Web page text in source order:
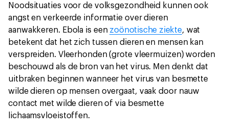
Noodsituaties voor de volksgezondheid kunnen ook
angst en verkeerde informatie over dieren
aanwakkeren. Ebola is een zoönotische ziekte, wat
betekent dat het zich tussen dieren en mensen kan
verspreiden. Vleerhonden (grote vleermuizen) worden
beschouwd als de bron van het virus. Men denkt dat
uitbraken beginnen wanneer het virus van besmette
wilde dieren op mensen overgaat, vaak door nauw
contact met wilde dieren of via besmette
lichaamsvloeistoffen.